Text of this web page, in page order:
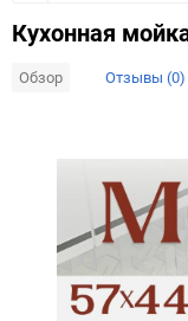
Кухонная
Обзор Отзывы (0)